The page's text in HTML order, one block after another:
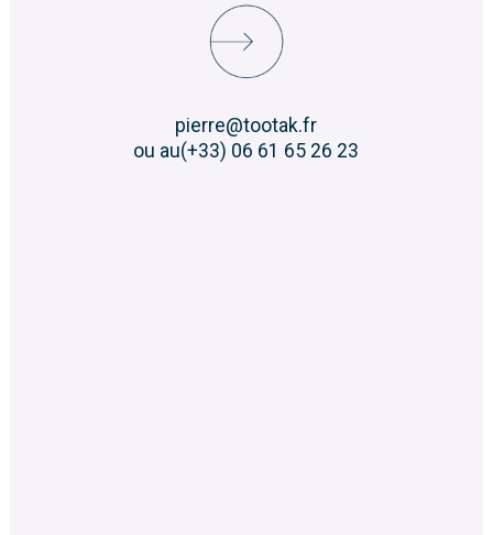
pierre@tootak.fr
ou au(+33) 06 61 65 26 23